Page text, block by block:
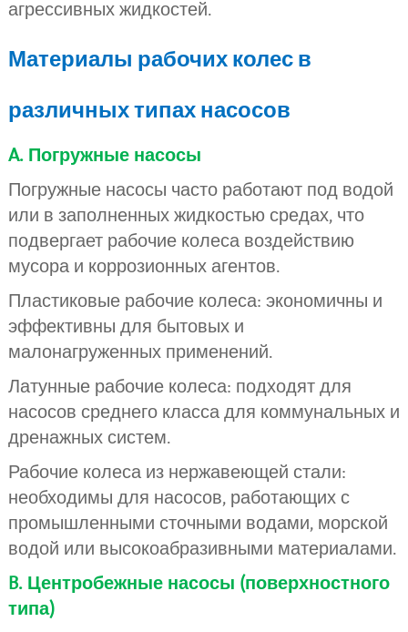
агрессивных жидкостей.
Материалы рабочих колес в
различных типах насосов
A. Погружные насосы
Погружные насосы часто работают под водой
или в заполненных жидкостью средах, что
подвергает рабочие колеса воздействию
мусора и коррозионных агентов.
Пластиковые рабочие колеса: экономичны и
эффективны для бытовых и
малонагруженных применений.
Латунные рабочие колеса: подходят для
насосов среднего класса для коммунальных и
дренажных систем.
Рабочие колеса из нержавеющей стали:
необходимы для насосов, работающих с
промышленными сточными водами, морской
водой или высокоабразивными материалами.
B. Центробежные насосы (поверхностного
типа)